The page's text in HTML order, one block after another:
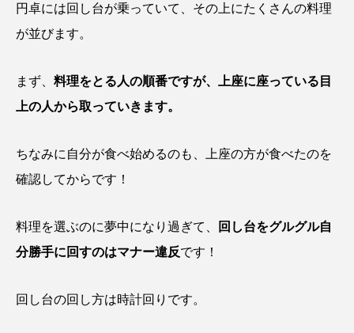
円卓には回し台が乗っていて、その上にたくさんの料理
が並びます。
まず、 料理をとる人の順番ですが、上座に座っている目
上の人から取っていきます。
ちなみに自分が食べ始めるのも、上座の方が食べたのを
確認してからです！
料理を選ぶのに夢中になり過ぎて、
回し台をグルグル自
分勝手に回すのはマナー違反です！
回し台の回し方は時計回りです。